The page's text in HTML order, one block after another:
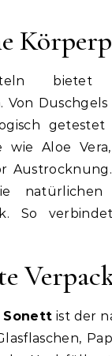
wie Aloe
So
Sonett ist der